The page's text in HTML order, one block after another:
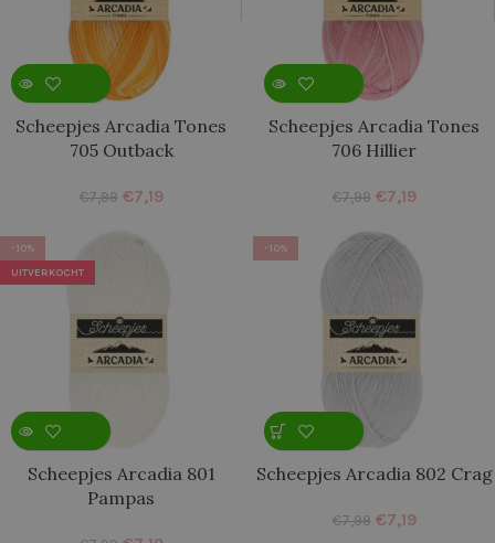
Scheepjes Arcadia Tones
705 Outback
€7,99 €7,19
Scheepjes Arcadia Tones
706 Hillier
€7,99 €7,19
-10%
UITVERKOCHT
Scheepjes Arcadia 801
Pampas
-10%
Scheepjes Arcadia 802 Crag
€7,99 €7,19